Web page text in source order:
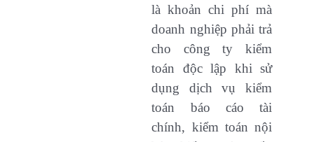
là khoản chi phí mà
doanh nghiệp phải trả
cho công ty kiểm
toán độc lập khi sử
dụng dịch vụ kiểm
toán báo cáo tài
chính, kiểm toán nội